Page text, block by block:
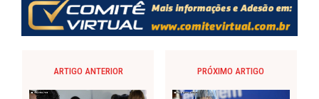
ARTIGO ANTERIOR PRÓXIMO ARTIGO